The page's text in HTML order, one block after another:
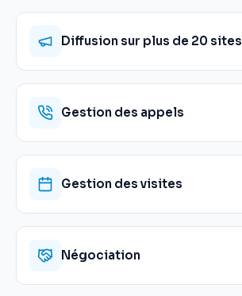
Diffusion sur plus de 20 sites
Gestion des appels
Gestion des visites
Négociation